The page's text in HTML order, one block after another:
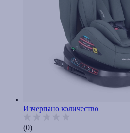
Изчерпано количество
(0)